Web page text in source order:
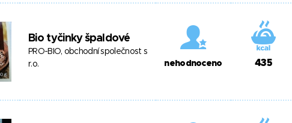
Bio tyčinky špaldové
PRO-BIO, obchodní společnost s
r.o.
nehodnoceno 435